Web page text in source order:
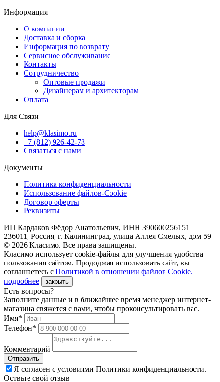
Информация
О компании
Доставка и сборка
Информация по возврату
Сервисное обслуживание
Контакты
Сотрудничество
Оптовые продажи
Дизайнерам и архитекторам
Оплата
Для Связи
help@klasimo.ru
+7 (812) 926-42-78
Связаться с нами
Документы
Политика конфиденциальности
Использование файлов-Cookie
Договор оферты
Реквизиты
ИП Кардаков Фёдор Анатольевич, ИНН 390600256151
236011, Россия, г. Калининград, улица Аллея Смелых, дом 59
© 2026 Класимо. Все права защищены.
Класимо использует cookie-файлы для улучшения удобства
пользования сайтом. Прододжая использовать сайт, вы
соглашаетесь с Политикой в отношении файлов Сookie.
подробнее
закрыть
Есть вопросы?
Заполните данные и в ближайшее время менеджер интернет-
магазина свяжется с вами, чтобы проконсультировать вас.
Имя*
Телефон*
Комментарий
Я согласен с условиями Политики конфиденциальности.
Оствьте свой отзыв